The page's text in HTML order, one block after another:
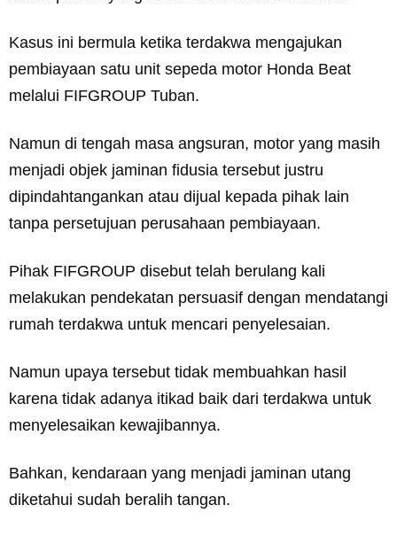
Kasus ini bermula ketika terdakwa mengajukan
pembiayaan satu unit sepeda motor Honda Beat
melalui FIFGROUP Tuban.
Namun di tengah masa angsuran, motor yang masih
menjadi objek jaminan fidusia tersebut justru
dipindahtangankan atau dijual kepada pihak lain
tanpa persetujuan perusahaan pembiayaan.
Pihak FIFGROUP disebut telah berulang kali
melakukan pendekatan persuasif dengan mendatangi
rumah terdakwa untuk mencari penyelesaian.
Namun upaya tersebut tidak membuahkan hasil
karena tidak adanya itikad baik dari terdakwa untuk
menyelesaikan kewajibannya.
Bahkan, kendaraan yang menjadi jaminan utang
diketahui sudah beralih tangan.